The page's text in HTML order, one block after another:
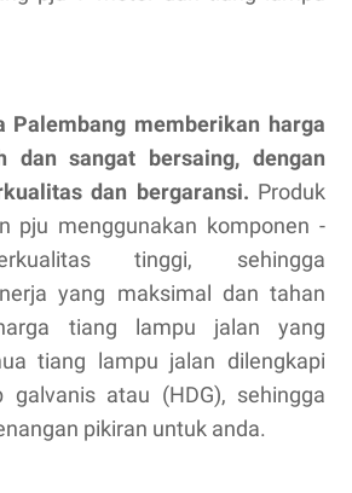
Palembang memberikan harga
dan sangat bersaing, dengan
dan bergaransi. Produk
pju menggunakan komponen -
tinggi, sehingga
yang maksimal dan tahan
tiang lampu jalan yang
tiang lampu jalan dilengkapi
atau (HDG), sehingga
pikiran untuk anda.